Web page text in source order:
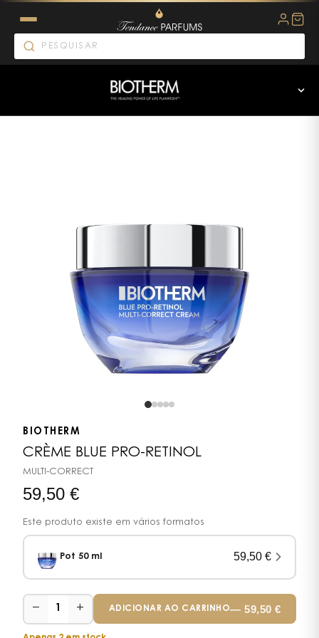
BIOTHERM
CRÈME BLUE PRO-RETINOL
MULTI-CORRECT
59,50 €
Este produto existe em vários formatos
Pot 50 ml 59,50€
− 1 + ADICIONAR AO CARRINHO— 59,50 €